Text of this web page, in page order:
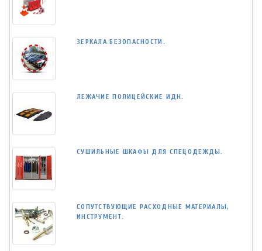
ЗЕРКАЛА БЕЗОПАСНОСТИ.
ЛЕЖАЧИЕ ПОЛИЦЕЙСКИЕ ИДН.
СУШИЛЬНЫЕ ШКАФЫ ДЛЯ СПЕЦОДЕЖДЫ.
СОПУТСТВУЮЩИЕ РАСХОДНЫЕ МАТЕРИАЛЫ,
ИНСТРУМЕНТ.